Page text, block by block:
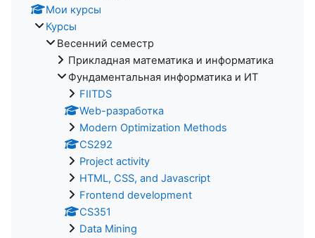
Мои курсы
Курсы
Весенний семестр
Прикладная математика и информатика
Фундаментальная информатика и ИТ
FIITDS
Web-разработка
Modern Optimization Methods
CS292
Project activity
HTML, CSS, and Javascript
Frontend development
CS351
Data Mining